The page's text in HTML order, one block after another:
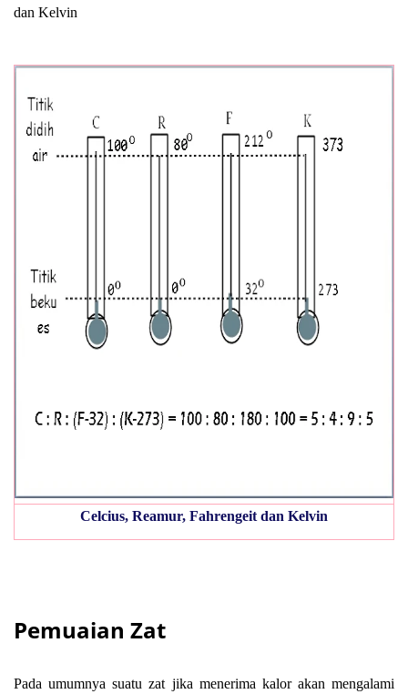
dan Kelvin
Celcius, Reamur, Fahrengeit dan Kelvin
Pemuaian Zat
Pada umumnya suatu zat jika menerima kalor akan mengalami